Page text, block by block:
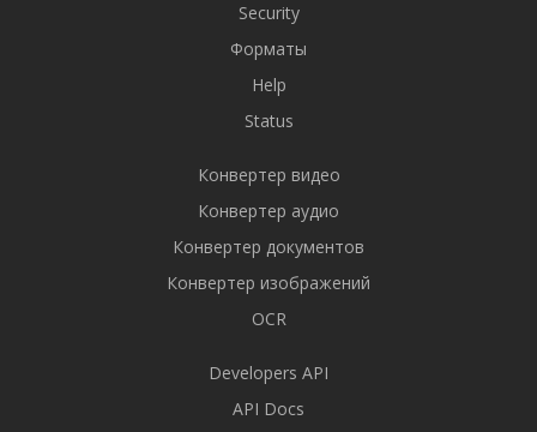
Security
Форматы
Help
Status
Конвертер видео
Конвертер аудио
Конвертер документов
Конвертер изображений
OCR
Developers API
API Docs